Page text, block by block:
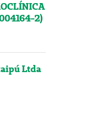
2)
Ltda